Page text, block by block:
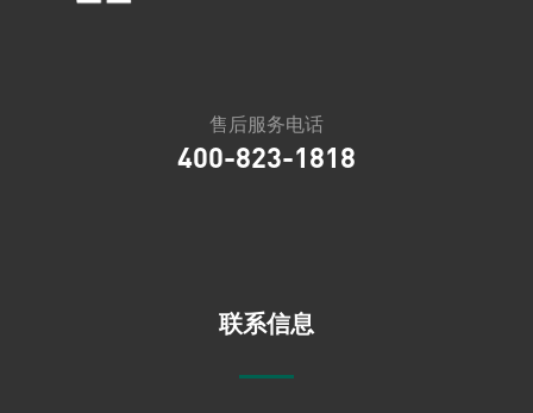
售后服务电话
400-823-1818
联系信息